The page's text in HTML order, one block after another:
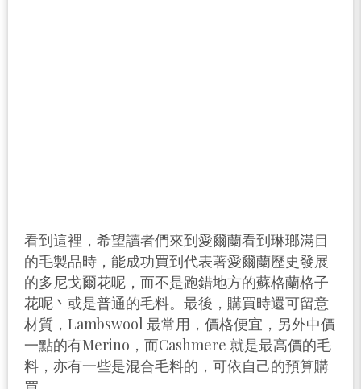
看到這裡，希望讀者們來到愛爾蘭看到琳瑯滿目
的毛製品時，能成功買到代表著愛爾蘭歷史發展
的多尼戈爾花呢，而不是跑錯地方的蘇格蘭格子
花呢丶或是普通的毛料。最後，購買時還可留意
材質，Lambswool 最常用，價格便宜，另外中價
一點的有Merino，而Cashmere 就是最高價的毛
料，亦有一些是混合毛料的，可依自己的預算購